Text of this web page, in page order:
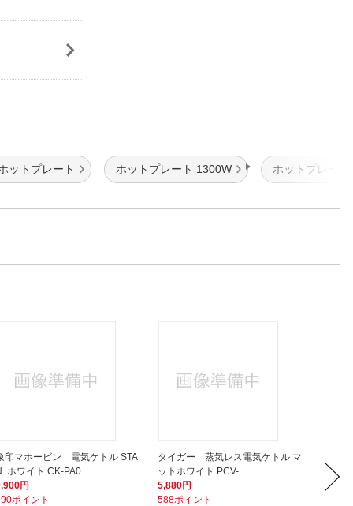
ットプレート ホットプレート 1300W ホットプレート
印マホービン 電気ケトル STA
ホワイト CK-PA0...
円
ポイント
タイガー 蒸気レス電気ケトル マ
ットホワイト PCV-...
5,880円
588ポイント
ウエ
13,220